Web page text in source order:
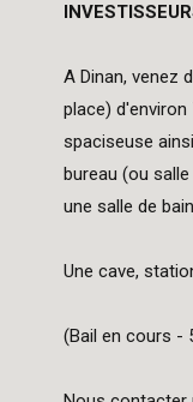
A Dinan, venez
place)
spaciseuse
bureau (ou
une salle de
Une cave,
(Bail en cours -